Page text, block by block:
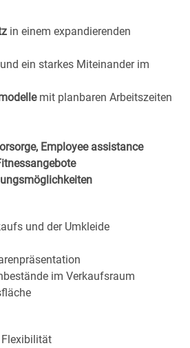
in einem expandierenden
ein starkes Miteinander im
mit planbaren Arbeitszeiten
Employee assistance
und der Umkleide
im Verkaufsraum